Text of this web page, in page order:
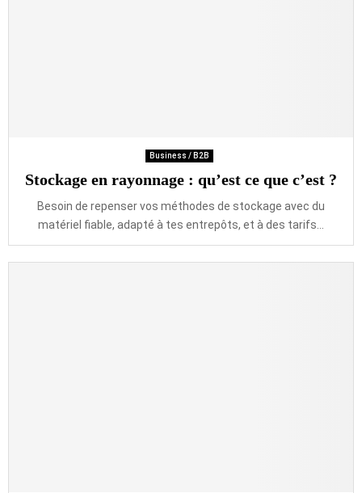
Business / B2B
Stockage en rayonnage : qu’est ce que c’est ?
Besoin de repenser vos méthodes de stockage avec du
matériel fiable, adapté à tes entrepôts, et à des tarifs...